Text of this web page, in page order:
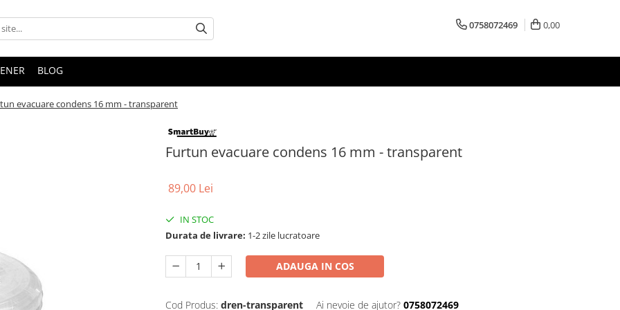
0758072469 0,00
BLOG
evacuare condens 16 mm - transparent
Furtun evacuare condens 16 mm - transparent
89,00 Lei
IN STOC
Durata de livrare: 1-2 zile lucratoare
ADAUGA IN COS
Cod Produs: dren-transparent Ai nevoie de ajutor? 0758072469